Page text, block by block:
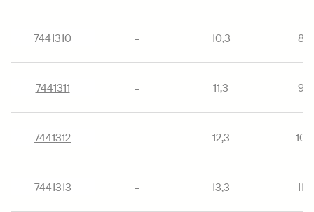
7441310 - 10,3 8,3
7441311 - 11,3 9,3
7441312 - 12,3 10,3
7441313 - 13,3 11,3